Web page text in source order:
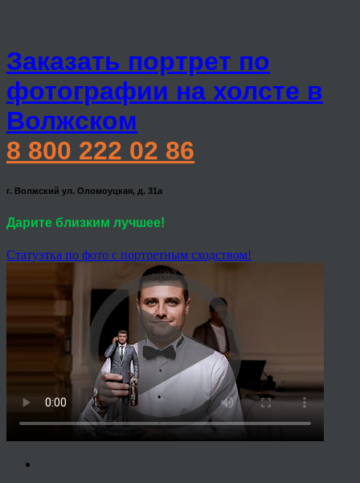
Заказать портрет по
фотографии на холсте в
Волжском
8 800 222 02 86
г. Волжский ул. Оломоуцкая, д. 31а
Дарите близким лучшее!
Статуэтка по фото с портретным сходством!